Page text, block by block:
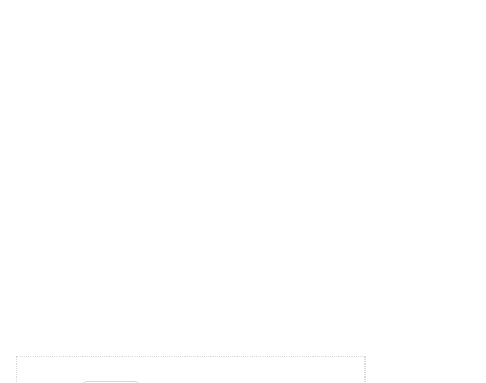
い！？その効果と口コミは？